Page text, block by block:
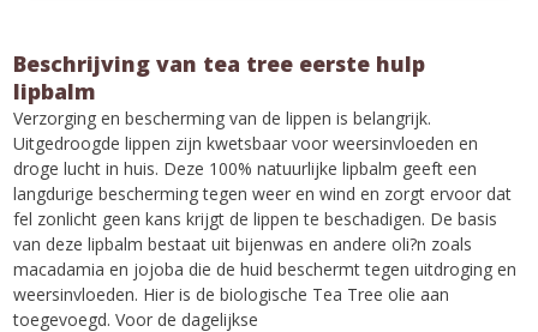
Beschrijving van tea tree eerste hulp
lipbalm
Verzorging en bescherming van de lippen is belangrijk.
Uitgedroogde lippen zijn kwetsbaar voor weersinvloeden en
droge lucht in huis. Deze 100% natuurlijke lipbalm geeft een
langdurige bescherming tegen weer en wind en zorgt ervoor dat
fel zonlicht geen kans krijgt de lippen te beschadigen. De basis
van deze lipbalm bestaat uit bijenwas en andere oli?n zoals
macadamia en jojoba die de huid beschermt tegen uitdroging en
weersinvloeden. Hier is de biologische Tea Tree olie aan
toegevoegd. Voor de dagelijkse